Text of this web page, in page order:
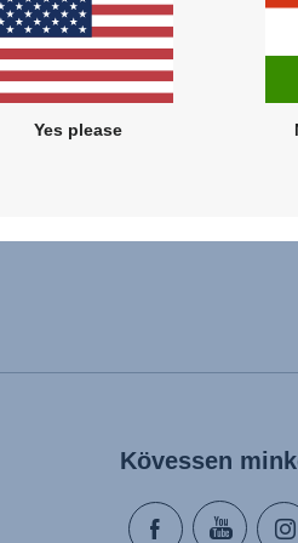
Kapcsolódó
Kövessen
Yes please